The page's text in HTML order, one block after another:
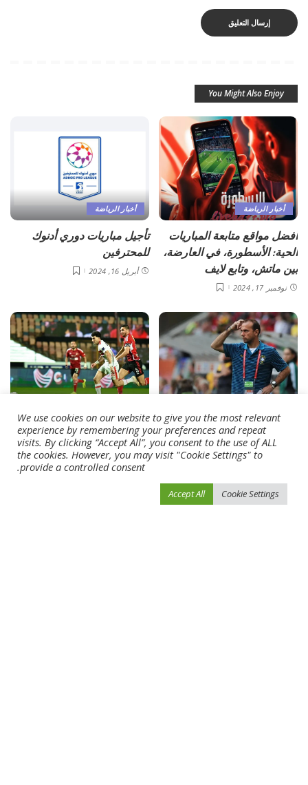
You Might Also Enjoy
أخبار الرياضة
أفضل مواقع متابعة المباريات
الحية: الأسطورة، في العارضة،
بين ماتش، وتابع لايف
نوفمبر 17, 2024
أخبار الرياضة
تأجيل مباريات دوري أدنوك
للمحترفين
أبريل 16, 2024
استقالة مدرب سانتوس
البرازيلي بعد الاحتجاجات ضده
بسبب التحرّش
أبريل 16, 2024
تفاصيل إصابة زيزو وفتوح في
ليلة فوز الزمالك على الأهلي
أبريل 16, 2024
We use cookies on our website to give you the most relevant
experience by remembering your preferences and repeat
visits. By clicking “Accept All”, you consent to the use of ALL
the cookies. However, you may visit "Cookie Settings" to
provide a controlled consent.
Cookie Settings
Accept All